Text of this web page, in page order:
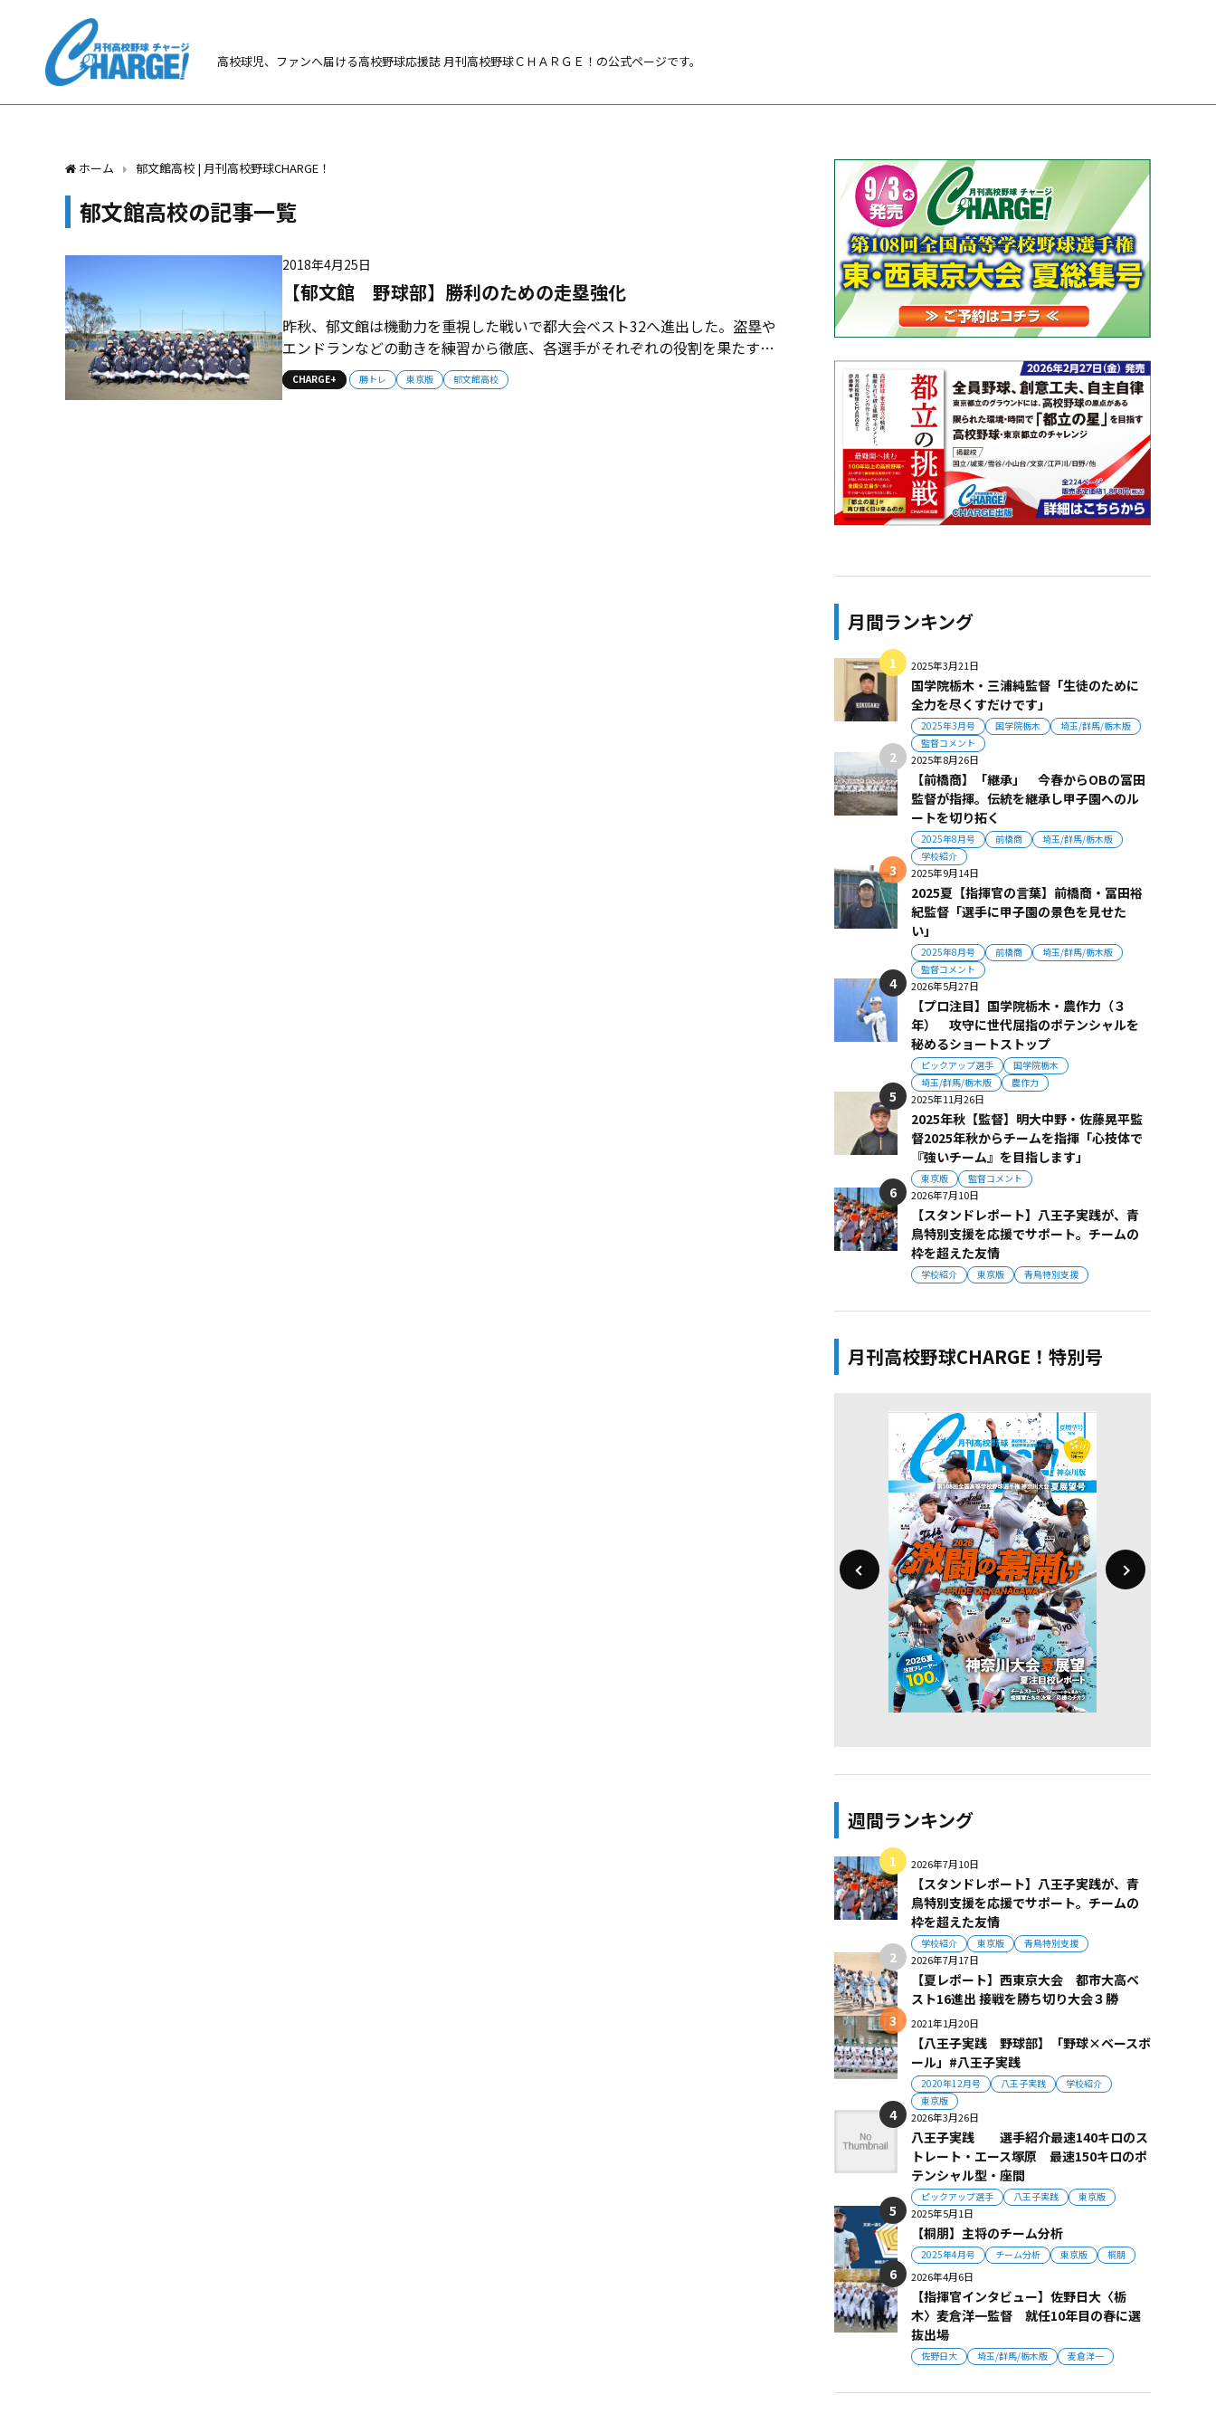
高校球児、ファンへ届ける高校野球応援誌 月刊高校野球ＣＨＡＲＧＥ！の公式ページです。
ホーム 郁文館高校 | 月刊高校野球CHARGE！
郁文館高校の記事一覧
CHARGE+ 勝トレ 東京版 郁文館高校
【郁文館 野球部】勝利のための走塁強化
2018年4月25日
昨秋、郁文館は機動力を重視した戦いで都大会ベスト32へ進出した。盗塁や
エンドランなどの動きを練習から徹底、各選手がそれぞれの役割を果たすこ
とで少ないチャンスを得点につなげた。高橋雄仁監督は「郁文館の目指す野
球がみえてきました」と手応えをつかんでいる。2018年2月掲載 ...
月間ランキング
2025年3月21日
国学院栃木・三浦純監督「生徒のために
全力を尽くすだけです」
2025年3月号 国学院栃木
埼玉/群馬/栃木版
監督コメント
2025年8月26日
【前橋商】「継承」 今春からOBの冨田
監督が指揮。伝統を継承し甲子園へのル
ートを切り拓く
2025年8月号 前橋商
埼玉/群馬/栃木版
学校紹介
2025年9月14日
2025夏【指揮官の言葉】前橋商・冨田裕
紀監督「選手に甲子園の景色を見せた
い」
2025年8月号 前橋商
埼玉/群馬/栃木版
監督コメント
2026年5月27日
【プロ注目】国学院栃木・農作力（３
年） 攻守に世代屈指のポテンシャルを
秘めるショートストップ
ピックアップ選手
国学院栃木
埼玉/群馬/栃木版
農作力
2025年11月26日
2025年秋【監督】明大中野・佐藤晃平監
督2025年秋からチームを指揮「心技体で
『強いチーム』を目指します」
東京版 監督コメント
2026年7月10日
【スタンドレポート】八王子実践が、青
鳥特別支援を応援でサポート。チームの
枠を超えた友情
学校紹介 東京版 青鳥特別支援
月刊高校野球CHARGE！特別号
週間ランキング
2026年7月10日
【スタンドレポート】八王子実践が、青
鳥特別支援を応援でサポート。チームの
枠を超えた友情
学校紹介 東京版 青鳥特別支援
2026年7月17日
【夏レポート】西東京大会 都市大高ベ
スト16進出 接戦を勝ち切り大会３勝
2021年1月20日
【八王子実践 野球部】「野球×ベースボ
ール」#八王子実践
2020年12月号 八王子実践
学校紹介
東京版
2026年3月26日
八王子実践 選手紹介最速140キロのス
トレート・エース塚原 最速150キロのポ
テンシャル型・座間
ピックアップ選手 八王子実践 東京版
2025年5月1日
【桐朋】主将のチーム分析
2025年4月号 チーム分析 東京版 桐朋
2026年4月6日
【指揮官インタビュー】佐野日大〈栃
木〉麦倉洋一監督 就任10年目の春に選
抜出場
佐野日大 埼玉/群馬/栃木版 麦倉洋一